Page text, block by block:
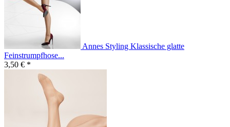
Annes Styling Klassische glatte
Feinstrumpfhose...
3,50 € *